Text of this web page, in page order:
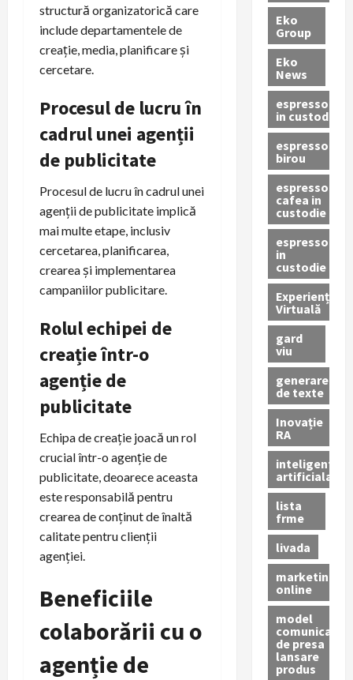
structură organizatorică care
include departamentele de
creație, media, planificare și
cercetare.
Procesul de lucru în
cadrul unei agenții
de publicitate
Procesul de lucru în cadrul unei
agenții de publicitate implică
mai multe etape, inclusiv
cercetarea, planificarea,
crearea și implementarea
campaniilor publicitare.
Rolul echipei de
creație într-o
agenție de
publicitate
Echipa de creație joacă un rol
crucial într-o agenție de
publicitate, deoarece aceasta
este responsabilă pentru
crearea de conținut de înaltă
calitate pentru clienții
agenției.
Beneficiile
colaborării cu o
agenție de
Eko
Group
Eko
News
espressoare
in custodie
espressor
birou
espressor
cafea in
custodie
espressor
in
custodie
Experiență
Virtuală
gard
viu
generare
de texte
Inovație
RA
inteligenta
artificiala
lista
frme
livada
marketing
online
model
comunicat
de presa
lansare
produs